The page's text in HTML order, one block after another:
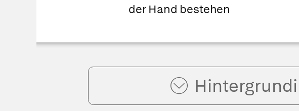
der Hand bestehen